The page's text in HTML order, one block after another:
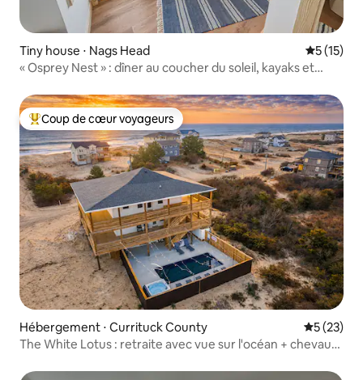
Tiny house ⋅ Nags Head
5 (15)
« Osprey Nest » : dîner au coucher du soleil, kayaks et
Coups de cœur voyageurs les plus appréciés
Coup de cœur voyageurs
Hébergement ⋅ Currituck County
5 (23)
The White Lotus : retraite avec vue sur l'océan + chevaux